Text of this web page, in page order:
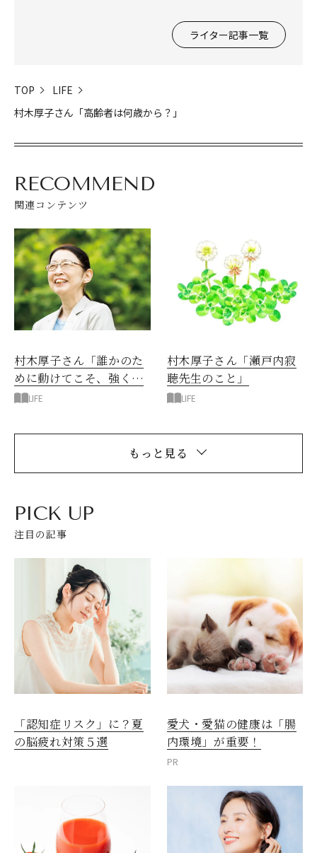
ライター記事一覧
TOP
LIFE
村木厚子さん「高齢者は何歳から？」
RECOMMEND
関連コンテンツ
村木厚子さん「誰かのた
めに動けてこそ、強くな
れる」
LIFE
村木厚子さん「瀬戸内寂
聴先生のこと」
LIFE
もっと見る
PICK UP
注目の記事
「認知症リスク」に？夏
の脳疲れ対策５選
愛犬・愛猫の健康は「腸
内環境」が重要！
PR